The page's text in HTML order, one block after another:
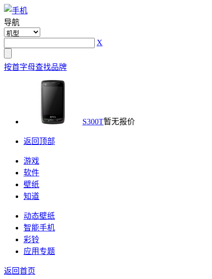
导航
X
按首字母查找品牌
S300T暂无报价
返回顶部
游戏
软件
壁纸
知道
动态壁纸
智能手机
彩铃
应用专题
返回首页